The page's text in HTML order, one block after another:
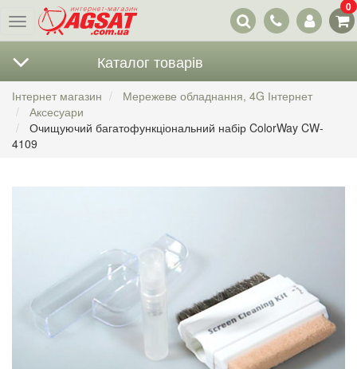
Меню
Наші
контакти
0
Каталог товарів
Інтернет магазин
Мережеве обладнання, 4G Інтернет
Аксесуари
Очищуючий багатофункціональний набір ColorWay CW-
4109